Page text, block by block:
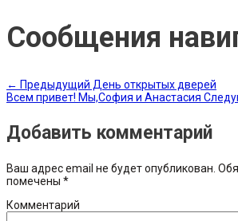
Сообщения
← Предыдущий День открытых дверей
Всем привет! Мы,София и Анастасия
Добавить комментарий
Ваш адрес email не будет опубликован.
помечены *
Комментарий